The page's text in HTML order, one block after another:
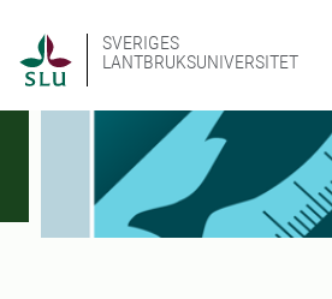
SVERIGES
LANTBRUKSUNIVERSITET